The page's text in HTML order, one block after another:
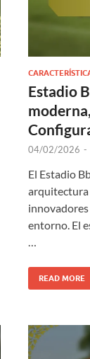
Estadio
04/02/2026 -
El Estadio
arquitectura
entorno. El
…
READ MORE